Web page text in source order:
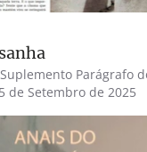
Parágrafo
de Setembro de 2025